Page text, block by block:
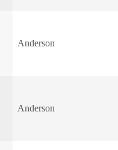
Anderson
Anderson